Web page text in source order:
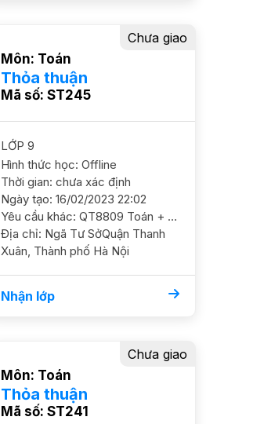
Môn: Toán
Thỏa thuận
Mã số: ST245
Chưa giao
LỚP 9
Hình thức học: Offline
Thời gian: chưa xác định
Ngày tạo: 16/02/2023 22:02
Yêu cầu khác: QT8809 Toán + Văn 9/ HS nam/ HL Khá/ THCS Trưng Vương HS học hệ song bằng Cambridge Cần GS ôn luyện chắc kiến thức nâng cao và luyện đề thi cấp 3 chuyên Mục tiêu thi Chuyên Anh trường CVA, Nguyễn Huệ, chuyên Sư phạm Dạy tại nhà ĐC, Ngã Tư Sở, Thanh Xuân YC GS nam nữ ok, có kinh nghiệm ôn chuyên Học phí 200 - 300k, tách GS
Địa chỉ: Ngã Tư SởQuận Thanh
Xuân, Thành phố Hà Nội
Nhận lớp
Môn: Toán
Thỏa thuận
Mã số: ST241
Chưa giao